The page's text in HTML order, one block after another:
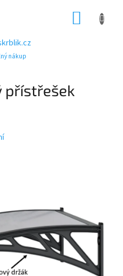
nákup
přístřešek